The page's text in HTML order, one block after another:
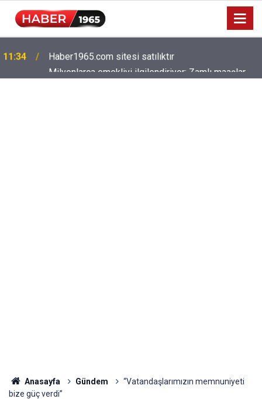
15:52
Milyonlarca emekliyi ilgilendiriyor: Zamlı maaşlar
Anasayfa Gündem
“Vatandaşlarımızın memnuniyeti
bize güç verdi”